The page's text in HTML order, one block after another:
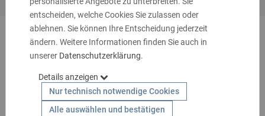
MEHR
LIVING
SCHMUCK
SOCKEN
GESCHENKIDEEN
entscheiden, welche Cookies Sie zulassen oder
ablehnen. Sie können Ihre Entscheidung jederzeit
ändern. Weitere Informationen finden Sie auch in
unserer Datenschutzerklärung.
Details anzeigen
Nur technisch notwendige Cookies
Alle auswählen und bestätigen